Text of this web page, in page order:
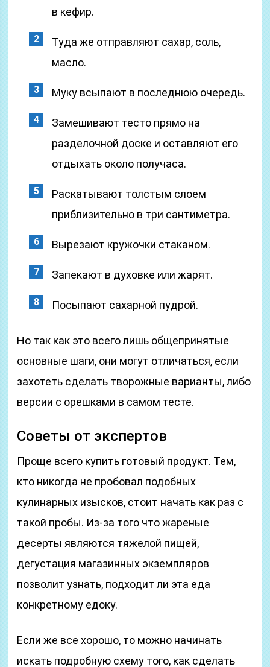
в кефир.
Туда же отправляют сахар, соль,
масло.
Муку всыпают в последнюю очередь.
Замешивают тесто прямо на
разделочной доске и оставляют его
отдыхать около получаса.
Раскатывают толстым слоем
приблизительно в три сантиметра.
Вырезают кружочки стаканом.
Запекают в духовке или жарят.
Посыпают сахарной пудрой.
Но так как это всего лишь общепринятые
основные шаги, они могут отличаться, если
захотеть сделать творожные варианты, либо
версии с орешками в самом тесте.
Советы от экспертов
Проще всего купить готовый продукт. Тем,
кто никогда не пробовал подобных
кулинарных изысков, стоит начать как раз с
такой пробы. Из-за того что жареные
десерты являются тяжелой пищей,
дегустация магазинных экземпляров
позволит узнать, подходит ли эта еда
конкретному едоку.
Если же все хорошо, то можно начинать
искать подробную схему того, как сделать